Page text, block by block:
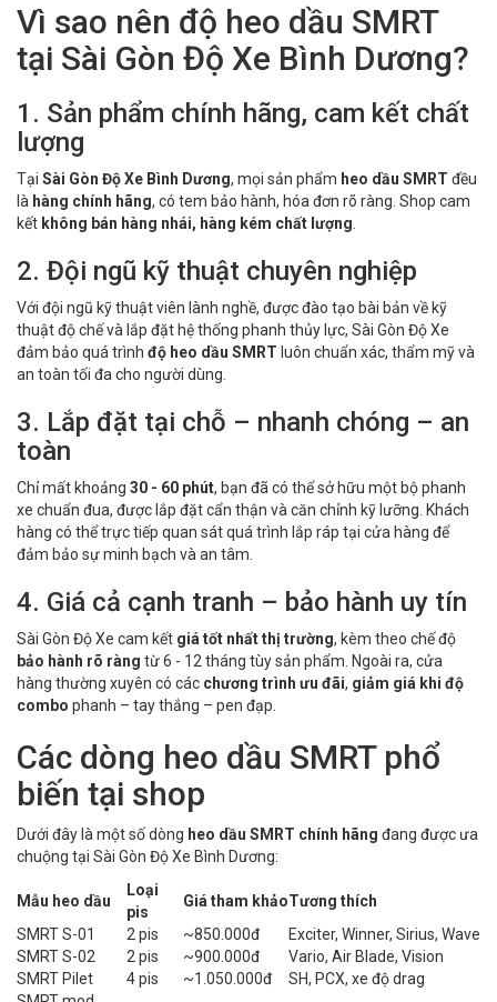
Vì sao nên độ heo dầu SMRT
tại Sài Gòn Độ Xe Bình Dương?
1. Sản phẩm chính hãng, cam kết chất
lượng
Tại Sài Gòn Độ Xe Bình Dương, mọi sản phẩm heo dầu SMRT đều
là hàng chính hãng, có tem bảo hành, hóa đơn rõ ràng. Shop cam
kết không bán hàng nhái, hàng kém chất lượng
2. Đội ngũ kỹ thuật chuyên nghiệp
Với đội ngũ kỹ thuật viên lành nghề, được đào tạo bài bản về kỹ
thuật độ chế và lắp đặt hệ thống phanh thủy lực, Sài Gòn Độ Xe
đảm bảo quá trình độ heo dầu SMRT luôn chuẩn xác, thẩm mỹ và
an toàn tối đa cho người dùng.
3. Lắp đặt tại chỗ – nhanh chóng – an
toàn
Chỉ mất khoảng 30 - 60 phút, bạn đã có thể sở hữu một bộ phanh
xe chuẩn đua, được lắp đặt cẩn thận và căn chỉnh kỹ lưỡng. Khách
hàng có thể trực tiếp quan sát quá trình lắp ráp tại cửa hàng để
đảm bảo sự minh bạch và an tâm.
4. Giá cả cạnh tranh – bảo hành uy tín
Sài Gòn Độ Xe cam kết giá tốt nhất thị trường, kèm theo chế độ
bảo hành rõ ràng từ 6 - 12 tháng tùy sản phẩm. Ngoài ra, cửa
hàng thường xuyên có các chương trình ưu đãi, giảm giá khi độ
combo phanh – tay thắng – pen đạp.
Các dòng heo dầu SMRT phổ
biến tại shop
Dưới đây là một số dòng heo dầu SMRT chính hãng đang được ưa
chuộng tại Sài Gòn Độ Xe Bình Dương:
Mẫu heo dầu
Loại
pis
Giá tham khảoTương thích
SMRT S-01
2 pis ~850.000đ
Exciter, Winner, Sirius, Wave
SMRT S-02
2 pis ~900.000đ
Vario, Air Blade, Vision
SMRT Pilet
4 pis ~1.050.000đ
SH, PCX, xe độ drag